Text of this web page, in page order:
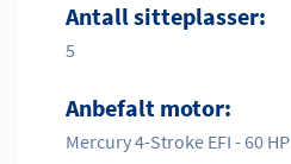
Antall sitteplasser:
5
Anbefalt motor:
Mercury 4-Stroke EFI - 60 HP